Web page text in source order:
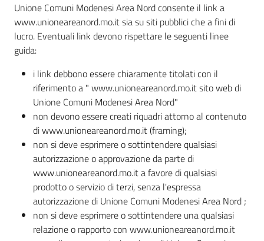
Unione Comuni Modenesi Area Nord consente il link a
www.unioneareanord.mo.it sia su siti pubblici che a fini di
lucro. Eventuali link devono rispettare le seguenti linee
guida:
i link debbono essere chiaramente titolati con il
riferimento a " www.unioneareanord.mo.it sito web di
Unione Comuni Modenesi Area Nord"
non devono essere creati riquadri attorno al contenuto
di www.unioneareanord.mo.it (framing);
non si deve esprimere o sottintendere qualsiasi
autorizzazione o approvazione da parte di
www.unioneareanord.mo.it a favore di qualsiasi
prodotto o servizio di terzi, senza l'espressa
autorizzazione di Unione Comuni Modenesi Area Nord ;
non si deve esprimere o sottintendere una qualsiasi
relazione o rapporto con www.unioneareanord.mo.it